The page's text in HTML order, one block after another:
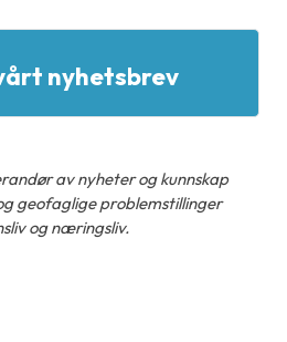
nyhetsbrev
av nyheter og kunnskap
geofaglige problemstillinger
og næringsliv.